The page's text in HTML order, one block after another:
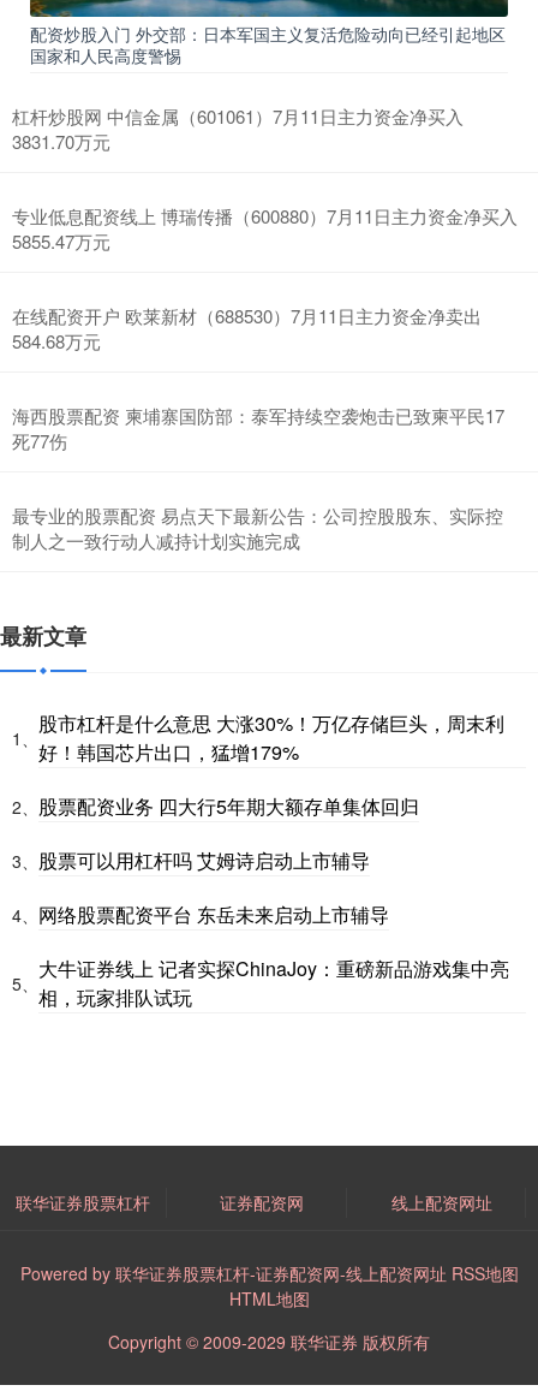
配资炒股入门 外交部：日本军国主义复活危险动向已经引起地区
国家和人民高度警惕
杠杆炒股网 中信金属（601061）7月11日主力资金净买入
3831.70万元
专业低息配资线上 博瑞传播（600880）7月11日主力资金净买入
5855.47万元
在线配资开户 欧莱新材（688530）7月11日主力资金净卖出
584.68万元
海西股票配资 柬埔寨国防部：泰军持续空袭炮击已致柬平民17
死77伤
最专业的股票配资 易点天下最新公告：公司控股股东、实际控
制人之一致行动人减持计划实施完成
最新文章
1、
股市杠杆是什么意思 大涨30%！万亿存储巨头，周末利
好！韩国芯片出口，猛增179%
2、 股票配资业务 四大行5年期大额存单集体回归
3、 股票可以用杠杆吗 艾姆诗启动上市辅导
4、 网络股票配资平台 东岳未来启动上市辅导
5、
大牛证券线上 记者实探ChinaJoy：重磅新品游戏集中亮
相，玩家排队试玩
联华证券股票杠杆 证券配资网 线上配资网址
Powered by 联华证券股票杠杆-证券配资网-线上配资网址 RSS地图
HTML地图
Copyright © 2009-2029 联华证券 版权所有